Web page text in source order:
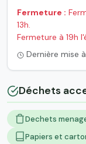
Fermeture :
13h.
Fermeture à 19h
Dernière mise
Déchets
Dechets
Papiers et